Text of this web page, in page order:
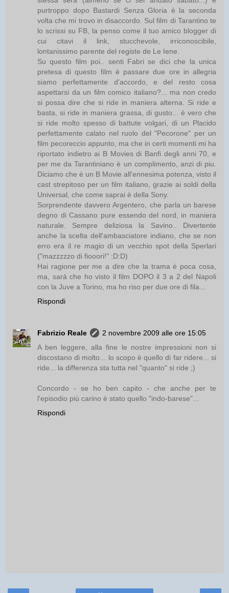
purtroppo dopo Bastardi Senza Gloria è la seconda
volta che mi trovo in disaccordo. Sul film di Tarantino te
lo scrissi su FB, la penso come il tuo amico blogger di
cui citavi il link, stucchevole, irriconoscibile,
lontanissimo parente del registe de Le Iene.
Su questo film poi.. senti Fabri se dici che la unica
pretesa di questo film è passare due ore in allegria
siamo perfettamente d'accordo, e del resto cosa
aspettarsi da un film comico italiano?... ma non credo
si possa dire che si ride in maniera alterna. Si ride e
basta, si ride in maniera grassa, di gusto... è vero che
si ride molto spesso di battute volgari, di un Placido
perfettamente calato nel ruolo del "Pecorone" per un
film pecoreccio appunto, ma che in certi momenti mi ha
riportato indietro ai B Movies di Banfi degli anni 70, e
per me da Tarantiniano è un complimento, anzi di piu.
Diciamo che è un B Movie all'ennesima potenza, visto il
cast strepitoso per un film italiano, grazie ai soldi della
Universal, che come saprai è della Sony.
Sorprendente davvero Argentero, che parla un barese
degno di Cassano pure essendo del nord, in maniera
naturale. Sempre deliziosa la Savino.. Divertente
anche la scelta dell'ambasciatore indiano, che se non
erro era il re magio di un vecchio spot della Sperlari
("mazzzzzo di fiooori!" :D:D)
Hai ragione per me a dire che la trama è poca cosa,
ma, sarà che ho visto il film DOPO il 3 a 2 del Napoli
con la Juve a Torino, ma ho riso per due ore di fila...
Rispondi
Fabrizio Reale
2 novembre 2009 alle ore 15:05
A ben leggere, alla fine le nostre impressioni non si
discostano di molto... lo scopo è quello di far ridere... si
ride... la differenza sta tutta nel "quanto" si ride ;)
Concordo - se ho ben capito - che anche per te
l'episodio più carino è stato quello "indo-barese"...
Rispondi